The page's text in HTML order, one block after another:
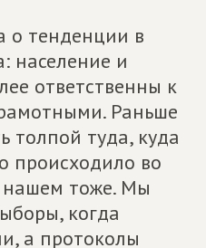
о тенденции в
население и
ответственны к
Раньше
толпой туда, куда
происходило во
нашем тоже. Мы
когда
а протоколы